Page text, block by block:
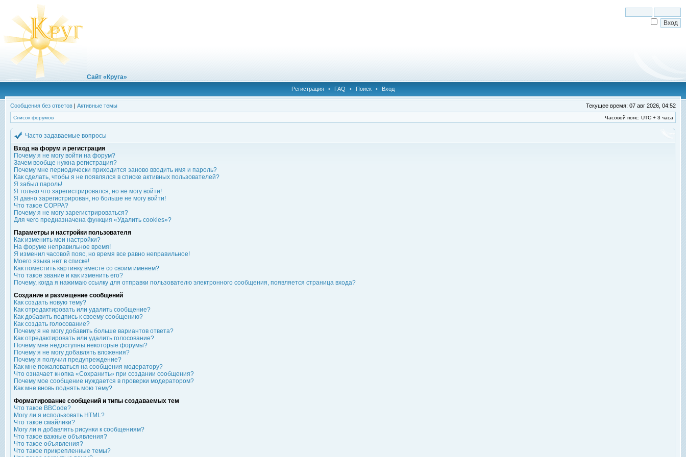
Сайт «Круга»
Регистрация • FAQ • Поиск • Вход
Сообщения без ответов | Активные темы Текущее время: 07 авг 2026, 04:52
Список форумов Часовой пояс: UTC + 3 часа
Часто задаваемые вопросы
Вход на форум и регистрация
Почему я не могу войти на форум?
Зачем вообще нужна регистрация?
Почему мне периодически приходится заново вводить имя и пароль?
Как сделать, чтобы я не появлялся в списке активных пользователей?
Я забыл пароль!
Я только что зарегистрировался, но не могу войти!
Я давно зарегистрирован, но больше не могу войти!
Что такое COPPA?
Почему я не могу зарегистрироваться?
Для чего предназначена функция «Удалить cookies»?
Параметры и настройки пользователя
Как изменить мои настройки?
На форуме неправильное время!
Я изменил часовой пояс, но время все равно неправильное!
Моего языка нет в списке!
Как поместить картинку вместе со своим именем?
Что такое звание и как изменить его?
Почему, когда я нажимаю ссылку для отправки пользователю электронного сообщения, появляется страница входа?
Создание и размещение сообщений
Как создать новую тему?
Как отредактировать или удалить сообщение?
Как добавить подпись к своему сообщению?
Как создать голосование?
Почему я не могу добавить больше вариантов ответа?
Как отредактировать или удалить голосование?
Почему мне недоступны некоторые форумы?
Почему я не могу добавлять вложения?
Почему я получил предупреждение?
Как мне пожаловаться на сообщения модератору?
Что означает кнопка «Сохранить» при создании сообщения?
Почему мое сообщение нуждается в проверки модератором?
Как мне вновь поднять мою тему?
Форматирование сообщений и типы создаваемых тем
Что такое BBCode?
Могу ли я использовать HTML?
Что такое смайлики?
Могу ли я добавлять рисунки к сообщениям?
Что такое важные объявления?
Что такое объявления?
Что такое прикрепленные темы?